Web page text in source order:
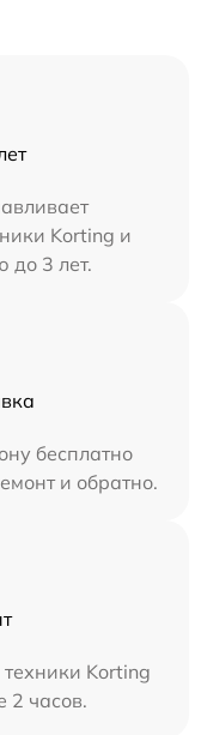
Korting и
до 3 лет.
бесплатно
и обратно.
Korting
2 часов.